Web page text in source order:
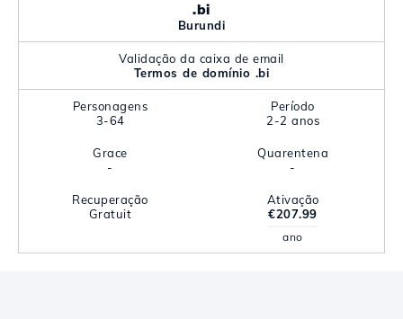
.bi
Burundi
Validação da caixa de email
Termos de domínio .bi
Personagens
3-64
Período
2-2 anos
Grace
-
Quarentena
-
Recuperação
Gratuit
Ativação
€207.99
ano